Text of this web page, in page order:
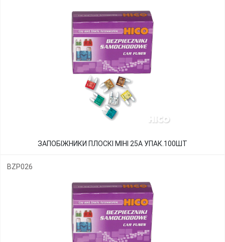
ЗАПОБІЖНИКИ ПЛОСКІ МІНІ 25А УПАК.100ШТ
BZP026